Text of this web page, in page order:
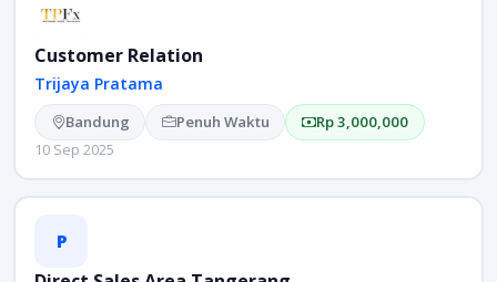
Customer Relation
Trijaya Pratama
Bandung Penuh Waktu Rp 3,000,000
10 Sep 2025
P